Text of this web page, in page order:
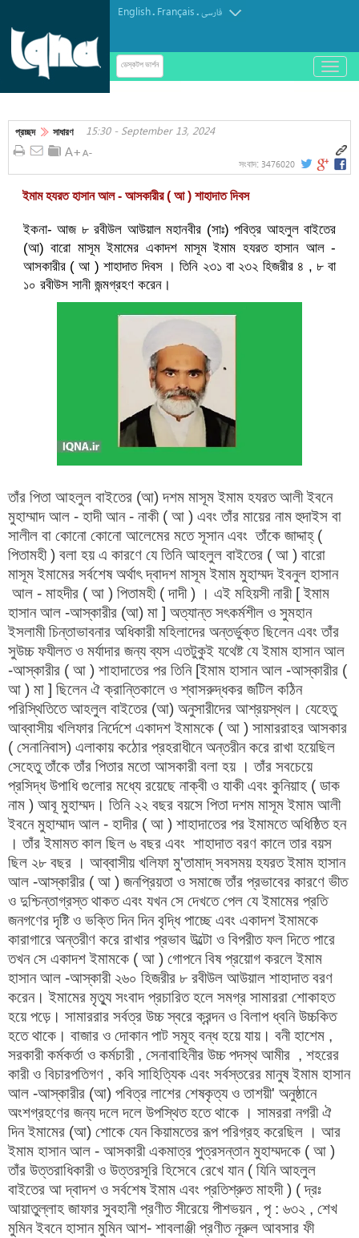
English. Français.فارسی
ডেস্কটপ ভার্শন
باز
و
کردن
প্রচ্ছদ সাধারণ 15:30 - September 13, 2024
সংবাদ: 3476020
ইমাম হযরত হাসান আল - আসকারীর ( আ ) শাহাদাত দিবস
ইকনা- আজ ৮ রবীউল আউয়াল মহানবীর (সাঃ) পবিত্র আহলুল বাইতের
(আ) বারো মাসূম ইমামের একাদশ মাসূম ইমাম হযরত হাসান আল -
আসকারীর ( আ ) শাহাদাত দিবস । তিনি ২৩১ বা ২৩২ হিজরীর ৪ , ৮ বা
১০ রবীউস সানী জন্মগ্রহণ করেন।
তাঁর পিতা আহলুল বাইতের (আ) দশম মাসূম ইমাম হযরত আলী ইবনে
মুহাম্মাদ আল - হাদী আন - নাকী ( আ ) এবং তাঁর মায়ের নাম হুদাইস বা
সালীল বা কোনো কোনো আলেমের মতে সূসান এবং তাঁকে জাদ্দাহ্ (
পিতামহী ) বলা হয় এ কারণে যে তিনি আহলুল বাইতের ( আ ) বারো
মাসূম ইমামের সর্বশেষ অর্থাৎ দ্বাদশ মাসূম ইমাম মুহাম্মদ ইবনুল হাসান
আল - মাহদীর ( আ ) পিতামহী ( দাদী ) । এই মহিয়সী নারী [ ইমাম
হাসান আল -আস্কারীর (আ) মা ] অত্যান্ত সৎকর্মশীল ও সুমহান
ইসলামী চিন্তাভাবনার অধিকারী মহিলাদের অন্তর্ভুক্ত ছিলেন এবং তাঁর
সুউচ্চ ফযীলত ও মর্যাদার জন্য ব্যস এতটুকুই যথেষ্ট যে ইমাম হাসান আল
-আস্কারীর ( আ ) শাহাদাতের পর তিনি [ইমাম হাসান আল -আস্কারীর (
আ ) মা ] ছিলেন ঐ ক্রান্তিকালে ও শ্বাসরুদ্ধকর জটিল কঠিন
পরিস্থিতিতে আহলুল বাইতের (আ) অনুসারীদের আশ্রয়স্থল। যেহেতু
আব্বাসীয় খলিফার নির্দেশে একাদশ ইমামকে ( আ ) সামাররাহর আসকার
( সেনানিবাস) এলাকায় কঠোর প্রহরাধীনে অন্তরীন করে রাখা হয়েছিল
সেহেতু তাঁকে তাঁর পিতার মতো আসকারী বলা হয় । তাঁর সবচেয়ে
প্রসিদ্ধ উপাধি গুলোর মধ্যে রয়েছে নাক্বী ও যাকী এবং কুনিয়াহ ( ডাক
নাম ) আবূ মুহাম্মদ। তিনি ২২ বছর বয়সে পিতা দশম মাসূম ইমাম আলী
ইবনে মুহাম্মাদ আল - হাদীর ( আ ) শাহাদাতের পর ইমামতে অধিষ্ঠিত হন
। তাঁর ইমামত কাল ছিল ৬ বছর এবং শাহাদাত বরণ কালে তার বয়স
ছিল ২৮ বছর । আব্বাসীয় খলিফা মু'তামাদ্ সবসময় হযরত ইমাম হাসান
আল -আস্কারীর ( আ ) জনপ্রিয়তা ও সমাজে তাঁর প্রভাবের কারণে ভীত
ও দুশ্চিন্তাগ্রস্ত থাকত এবং যখন সে দেখতে পেল যে ইমামের প্রতি
জনগণের দৃষ্টি ও ভক্তি দিন দিন বৃদ্ধি পাচ্ছে এবং একাদশ ইমামকে
কারাগারে অন্তরীণ করে রাখার প্রভাব উল্টো ও বিপরীত ফল দিতে পারে
তখন সে একাদশ ইমামকে ( আ ) গোপনে বিষ প্রয়োগ করলে ইমাম
হাসান আল -আস্কারী ২৬০ হিজরীর ৮ রবীউল আউয়াল শাহাদাত বরণ
করেন। ইমামের মৃত্যু সংবাদ প্রচারিত হলে সমগ্র সামাররা শোকাহত
হয়ে পড়ে। সামাররার সর্বত্র উচ্চ স্বরে ক্রন্দন ও বিলাপ ধ্বনি উচ্চকিত
হতে থাকে। বাজার ও দোকান পাট সমূহ বন্ধ হয়ে যায়। বনী হাশেম ,
সরকারী কর্মকর্তা ও কর্মচারী , সেনাবাহিনীর উচ্চ পদস্থ আমীর , শহরের
কারী ও বিচারপতিগণ , কবি সাহিত্যিক এবং সর্বস্তরের মানুষ ইমাম হাসান
আল -আস্কারীর (আ) পবিত্র লাশের শেষকৃত্য ও তাশয়ী' অনুষ্ঠানে
অংশগ্রহণের জন্য দলে দলে উপস্থিত হতে থাকে । সামররা নগরী ঐ
দিন ইমামের (আ) শোকে যেন কিয়ামতের রূপ পরিগ্রহ করেছিল । আর
ইমাম হাসান আল - আসকারী একমাত্র পুত্রসন্তান মুহাম্মদকে ( আ )
তাঁর উত্তরাধিকারী ও উত্তরসূরি হিসেবে রেখে যান ( যিনি আহলুল
বাইতের আ দ্বাদশ ও সর্বশেষ ইমাম এবং প্রতিশ্রুত মাহদী ) ( দ্রঃ
আয়াতুল্লাহ জাফার সুবহানী প্রণীত সীরেয়ে পীশভয়ন , পৃ : ৬৩২ , শেখ
মুমিন ইবনে হাসান মুমিন আশ- শাবলাঞ্জী প্রণীত নূরুল আবসার ফী